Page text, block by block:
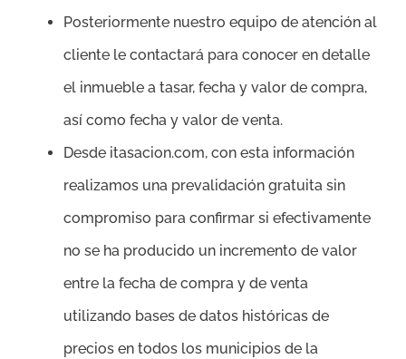
Posteriormente nuestro equipo de atención al
cliente le contactará para conocer en detalle
el inmueble a tasar, fecha y valor de compra,
así como fecha y valor de venta.
Desde itasacion.com, con esta información
realizamos una prevalidación gratuita sin
compromiso para confirmar si efectivamente
no se ha producido un incremento de valor
entre la fecha de compra y de venta
utilizando bases de datos históricas de
precios en todos los municipios de la